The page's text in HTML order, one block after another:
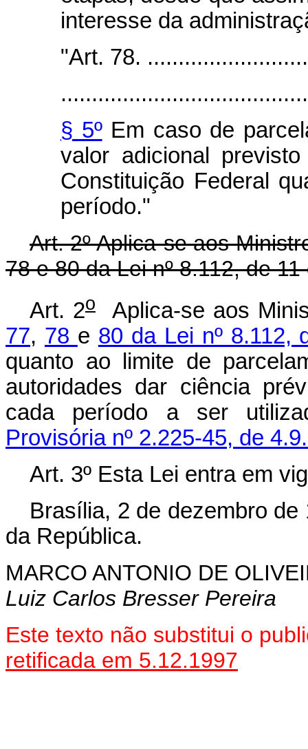
interesse da
"Art. 78.
§ 5ºEm caso de
valor adicional
Constituição Federal
período."
Art. 2º Aplica-se aos
78 e 80 da Lei nº 8.112, de
Art. 2oAplica-se aos
77, 78 e 80 da Lei nº 8.112,
quanto ao limite de
autoridades dar ciência
cada período a ser
Provisória nº 2.225-45, de
Art. 3º Esta Lei entra em
Brasília, 2 de dezembro de
da República.
MARCO ANTONIO DE
Luiz Carlos Bresser Pereira
Este texto não substitui o
retificada em 5.12.1997